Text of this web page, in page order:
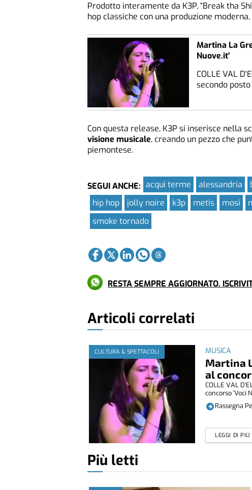
Prodotto interamente da K3P, “Break tha
hop classiche con una produzione
Martina La
Nuove.it'
COLLE VAL
secondo
Con questa release, K3P si inserisce nella
visione musicale, creando un pezzo che
piemontese.
SEGUI ANCHE: acqui terme alessandria
hip hop
jolly noire k3p metis mosi
smoke tornado
RESTA SEMPRE AGGIORNATO.
Articoli correlati
CULTURA & SPETTACOLI MUSICA
Martina
al
COLLE VAL
concorso 'Voci
LEGGI DI PIÚ
Rassegna
Più letti